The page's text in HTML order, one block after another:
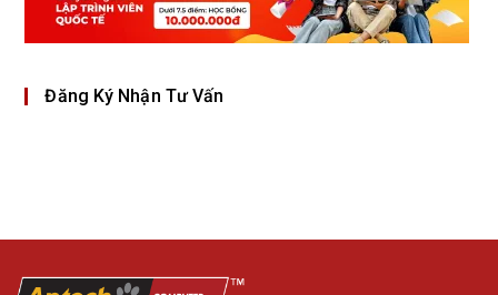
Đăng Ký Nhận Tư Vấn